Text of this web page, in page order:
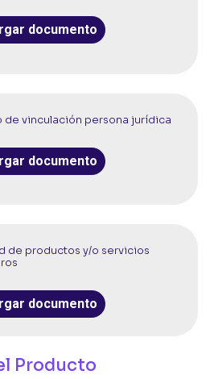
documento
de vinculación persona jurídica
documento
de productos y/o servicios
documento
Producto